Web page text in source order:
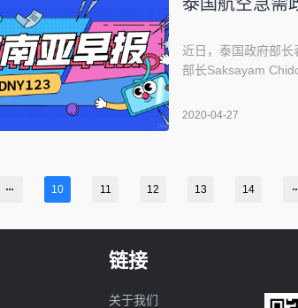
近日，泰国政府部
部长Saksayam
新发行的股票，以
2020-04-27
10 11 12 13 14
链接
关于我们